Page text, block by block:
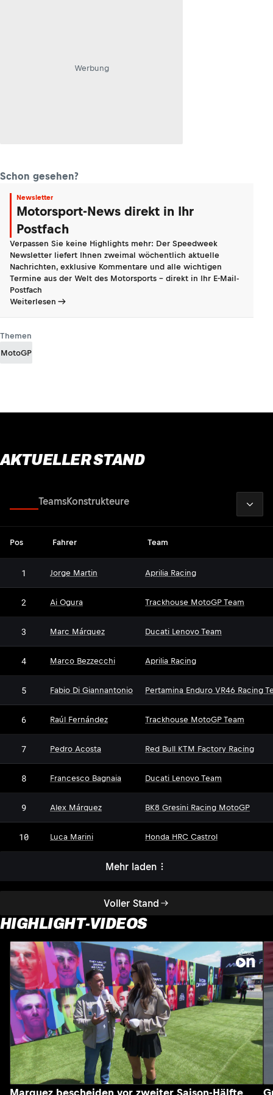
Werbung
Schon gesehen?
Newsletter
Motorsport-News direkt in Ihr
Postfach
Verpassen Sie keine Highlights mehr: Der Speedweek
Newsletter liefert Ihnen zweimal wöchentlich aktuelle
Nachrichten, exklusive Kommentare und alle wichtigen
Termine aus der Welt des Motorsports - direkt in Ihr E-Mail-
Postfach
Weiterlesen
Themen
MotoGP
AKTUELLER STAND
Voller Stand
TeamsKonstrukteure
Pos Fahrer Team
1 Jorge Martin Aprilia Racing
2 Ai Ogura Trackhouse MotoGP Team
3 Marc Márquez Ducati Lenovo Team
4 Marco Bezzecchi Aprilia Racing
5 Fabio Di Giannantonio Pertamina Enduro VR46 Racing
6 Raúl Fernández Trackhouse MotoGP Team
7 Pedro Acosta Red Bull KTM Factory Racing
8 Francesco Bagnaia Ducati Lenovo Team
9 Alex Márquez BK8 Gresini Racing MotoGP
10 Luca Marini Honda HRC Castrol
Mehr laden
HIGHLIGHT-VIDEOS